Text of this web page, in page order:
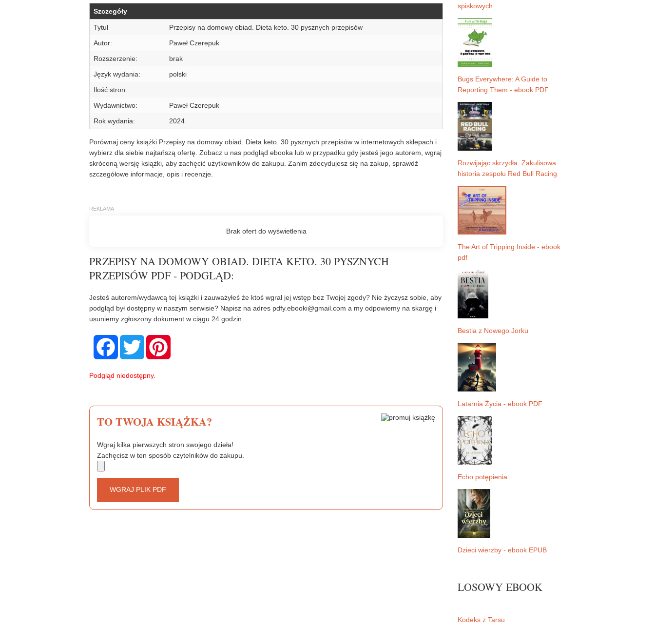
Szczegóły
Tytuł
Przepisy na domowy obiad. Dieta keto. 30 pysznych przepisów
Autor:
Paweł Czerepuk
Rozszerzenie:
brak
Język wydania:
polski
Ilość stron:
Wydawnictwo:
Paweł Czerepuk
Rok wydania:
2024
Porównaj ceny książki Przepisy na domowy obiad. Dieta keto. 30 pysznych przepisów w internetowych sklepach i
wybierz dla siebie najtańszą ofertę. Zobacz u nas podgląd ebooka lub w przypadku gdy jesteś jego autorem, wgraj
skróconą wersję książki, aby zachęcić użytkowników do zakupu. Zanim zdecydujesz się na zakup, sprawdź
szczegółowe informacje, opis i recenzje.
PRZEPISY NA DOMOWY OBIAD. DIETA KETO. 30 PYSZNYCH
PRZEPISÓW PDF - PODGLĄD:
Jesteś autorem/wydawcą tej książki i zauważyłeś że ktoś wgrał jej wstęp bez Twojej zgody? Nie życzysz sobie, aby
podgląd był dostępny w naszym serwisie? Napisz na adres pdfy.ebooki@gmail.com a my odpowiemy na skargę i
usuniemy zgłoszony dokument w ciągu 24 godzin.
F
c
o
T
w
e
Podgląd niedostępny.
TO TWOJA KSIĄŻKA?
Wgraj kilka pierwszych stron swojego dzieła!
Zachęcisz w ten sposób czytelników do zakupu.
WGRAJ PLIK PDF
spiskowych
Bugs Everywhere: A Guide to
Reporting Them - ebook PDF
Rozwijając skrzydła. Zakulisowa
historia zespołu Red Bull Racing
The Art of Tripping Inside - ebook
pdf
Bestia z Nowego Jorku
Latarnia Życia - ebook PDF
Echo potępienia
Dzieci wierzby - ebook EPUB
LOSOWY EBOOK
Kodeks z Tarsu